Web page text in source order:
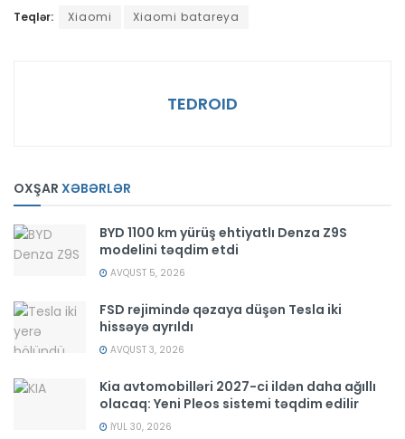
Teqlər: Xiaomi Xiaomi batareya
TEDROID
OXŞAR XƏBƏRLƏR
BYD 1100 km yürüş ehtiyatlı Denza Z9S
modelini təqdim etdi
AVQUST 5, 2026
FSD rejimində qəzaya düşən Tesla iki
hissəyə ayrıldı
AVQUST 3, 2026
Kia avtomobilləri 2027-ci ildən daha ağıllı
olacaq: Yeni Pleos sistemi təqdim edilir
İYUL 30, 2026